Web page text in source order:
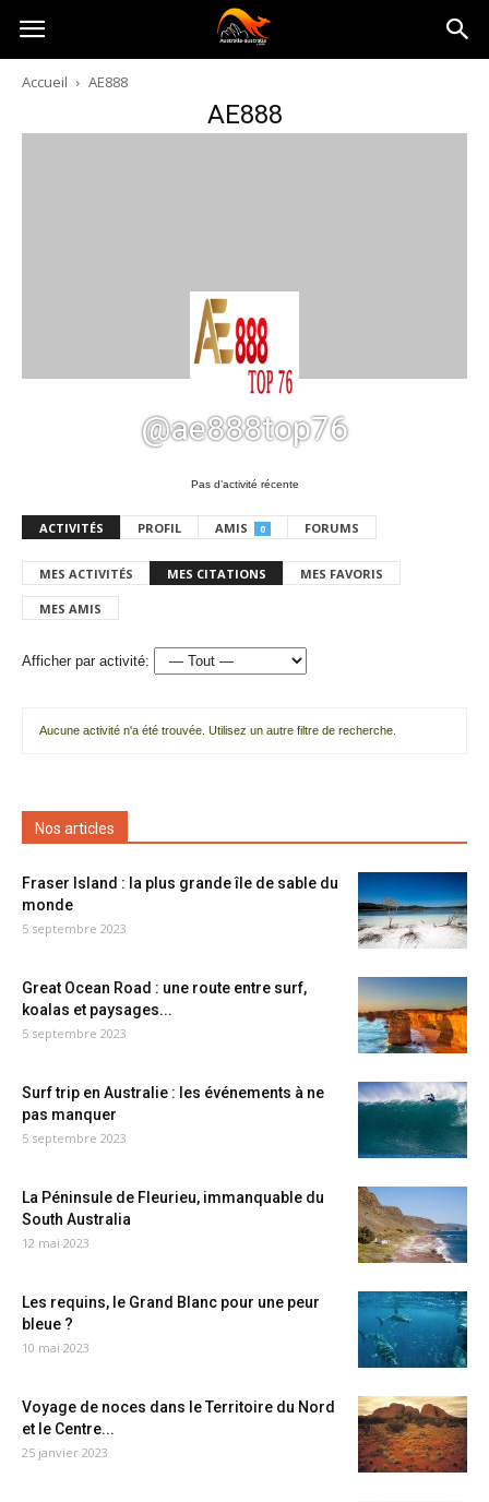
Australia-
australie.com
Accueil AE888
AE888
@ae888top76
Pas d’activité récente
ACTIVITÉS PROFIL AMIS 0 FORUMS
MES ACTIVITÉS MES CITATIONS MES FAVORIS
MES AMIS
Afficher par activité:
Aucune activité n'a été trouvée. Utilisez un autre filtre de recherche.
Nos articles
Fraser Island : la plus grande île de sable du
monde
5 septembre 2023
Great Ocean Road : une route entre surf,
koalas et paysages...
5 septembre 2023
Surf trip en Australie : les événements à ne
pas manquer
5 septembre 2023
La Péninsule de Fleurieu, immanquable du
South Australia
12 mai 2023
Les requins, le Grand Blanc pour une peur
bleue ?
10 mai 2023
Voyage de noces dans le Territoire du Nord
et le Centre...
25 janvier 2023